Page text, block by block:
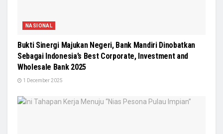
NASIONAL
Bukti Sinergi Majukan Negeri, Bank Mandiri Dinobatkan
Sebagai Indonesia’s Best Corporate, Investment and
Wholesale Bank 2025
1 December 2025